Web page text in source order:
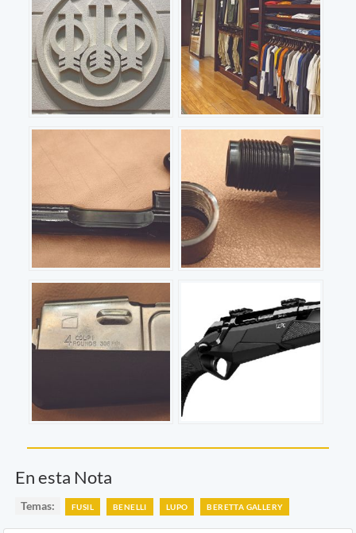
En esta Nota
Temas: FUSIL BENELLI LUPO BERETTA GALLERY